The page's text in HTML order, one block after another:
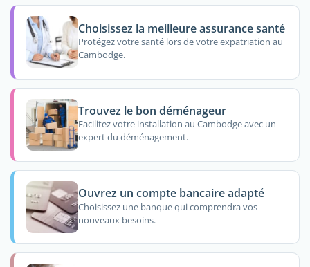
Choisissez la meilleure assurance santé
Protégez votre santé lors de votre expatriation au
Cambodge.
Trouvez le bon déménageur
Facilitez votre installation au Cambodge avec un
expert du déménagement.
Ouvrez un compte bancaire adapté
Choisissez une banque qui comprendra vos
nouveaux besoins.